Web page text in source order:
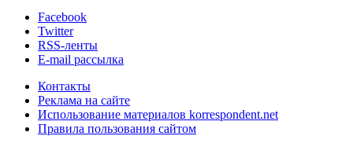
Facebook
Twitter
RSS-ленты
E-mail рассылка
Контакты
Реклама на сайте
Использование материалов korrespondent.net
Правила пользования сайтом